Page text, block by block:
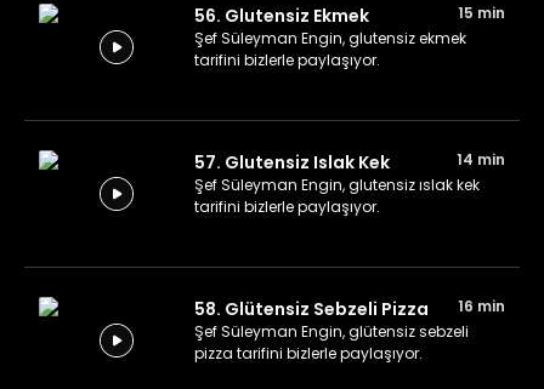
56. Glutensiz Ekmek
15 min
Şef Süleyman Engin, glutensiz ekmek
tarifini bizlerle paylaşıyor.
57. Glutensiz Islak Kek
14 min
Şef Süleyman Engin, glutensiz ıslak kek
tarifini bizlerle paylaşıyor.
58. Glütensiz Sebzeli Pizza
16 min
Şef Süleyman Engin, glütensiz sebzeli
pizza tarifini bizlerle paylaşıyor.